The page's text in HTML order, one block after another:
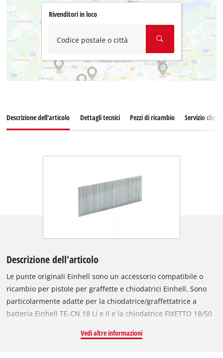
Rivenditori in loco
Codice postale o città
Descrizione dell'articolo Dettagli tecnici Pezzi di ricambio Servizio clienti
Descrizione dell'articolo
Le punte originali Einhell sono un accessorio compatibile o
ricambio per pistole per graffette e chiodatrici Einhell. Sono
particolarmente adatte per la chiodatrice/graffettatrice a
batteria Einhell TE-CN 18 Li e il e la chiodatrice FIXETTO 18/50
acciaio zincato, resistenti alla corrosione, sono lunghi 32 mm e
Vedi altre informazioni